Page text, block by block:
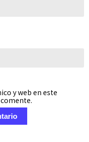
y web en este